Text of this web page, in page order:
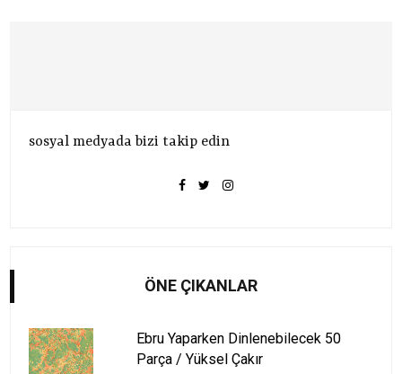
sosyal medyada bizi takip edin
ÖNE ÇIKANLAR
Ebru Yaparken Dinlenebilecek 50
Parça / Yüksel Çakır